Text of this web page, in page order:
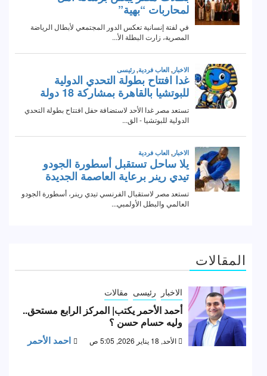
المقالات
الاخبار رئيسى مقالات
أحمد الأحمر يكتب| المركز الرابع مستحق..
وليه حسام حسن ؟
الأحد, 18 يناير 2026, 5:05 ص احمد الأحمر